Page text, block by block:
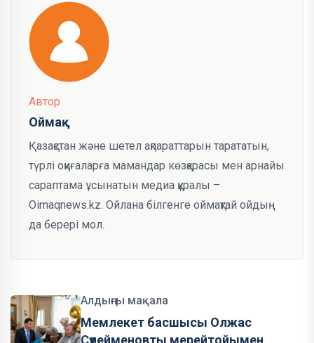
Автор
Оймақ
Қазақстан және шетел ақпараттарын тарататын,
түрлі оқиғаларға мамандар көзқарасы мен арнайы
сараптама ұсынатын медиа құралы –
Oimaqnews.kz. Ойлана білгенге оймақтай ойдың
да берері мол.
Алдыңғы мақала
Мемлекет басшысы Олжас
Сүлейменовты мерейтойымен